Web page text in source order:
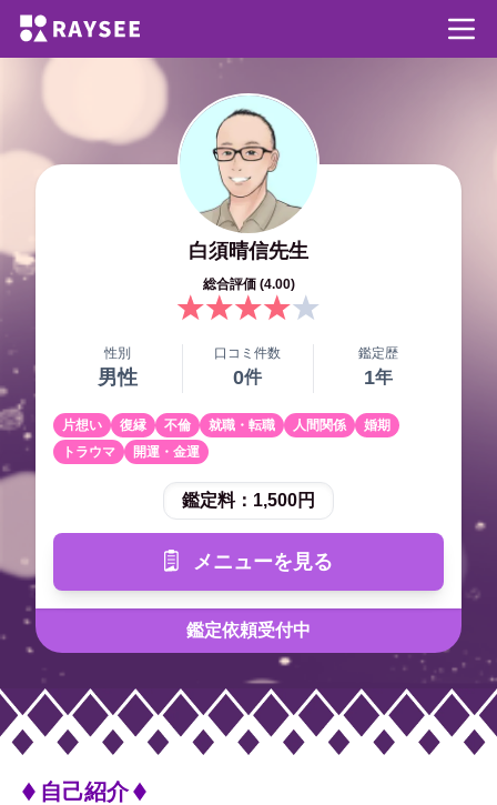
白須晴信先生
総合評価 (4.00)
性別
男性
口コミ件数
0件
鑑定歴
1年
片想い 復縁 不倫 就職・転職 人間関係
婚期
トラウマ
開運・金運
鑑定料： 1,500円
メニューを見る
鑑定依頼受付中
自己紹介